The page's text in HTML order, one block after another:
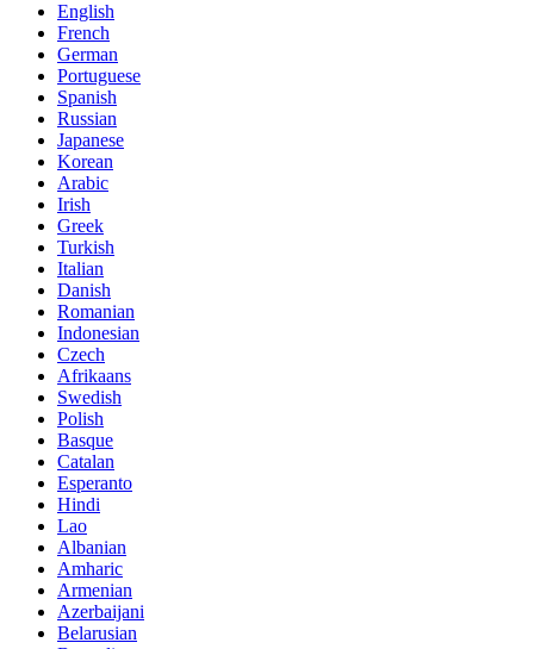
English
French
German
Portuguese
Spanish
Russian
Japanese
Korean
Arabic
Irish
Greek
Turkish
Italian
Danish
Romanian
Indonesian
Czech
Afrikaans
Swedish
Polish
Basque
Catalan
Esperanto
Hindi
Lao
Albanian
Amharic
Armenian
Azerbaijani
Belarusian